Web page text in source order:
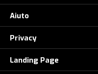
Dove siamo
Ridewill Factory Club
I Nostri Marchi
Assicurazione furto E-Bike
Controlla il tuo Ordine
Polizza Assistenza
Aiuto
Come Ordinare
Metodi di Pagamento
Privacy
Informative privacy
Landing Page